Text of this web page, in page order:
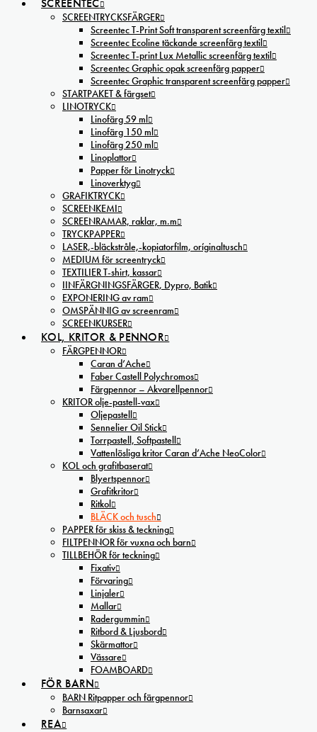
SCREENTEC
SCREENTRYCKSFÄRGER
Screentec T-Print Soft transparent screenfärg textil
Screentec Ecoline täckande screenfärg textil
Screentec T-print Lux Metallic screenfärg textil
Screentec Graphic opak screenfärg papper
Screentec Graphic transparent screenfärg papper
STARTPAKET & färgset
LINOTRYCK
Linofärg 59 ml
Linofärg 150 ml
Linofärg 250 ml
Linoplattor
Papper för Linotryck
Linoverktyg
GRAFIKTRYCK
SCREENKEMI
SCREENRAMAR, raklar, m.m
TRYCKPAPPER
LASER,-bläckstråle,-kopiatorfilm, oríginaltusch
MEDIUM för screentryck
TEXTILIER T-shirt, kassar
IINFÄRGNINGSFÄRGER, Dypro, Batik
EXPONERING av ram
OMSPÄNNIG av screenram
SCREENKURSER
KOL, KRITOR & PENNOR
FÄRGPENNOR
Caran d’Ache
Faber Castell Polychromos
Färgpennor – Akvarellpennor
KRITOR olje-pastell-vax
Oljepastell
Sennelier Oil Stick
Torrpastell, Softpastell
Vattenlösliga kritor Caran d’Ache NeoColor
KOL och grafitbaserat
Blyertspennor
Grafitkritor
Ritkol
BLÄCK och tusch
PAPPER för skiss & teckning
FILTPENNOR för vuxna och barn
TILLBEHÖR för teckning
Fixativ
Förvaring
Linjaler
Mallar
Radergummin
Ritbord & Ljusbord
Skärmattor
Vässare
FOAMBOARD
FÖR BARN
BARN Ritpapper och färgpennor
Barnsaxar
REA